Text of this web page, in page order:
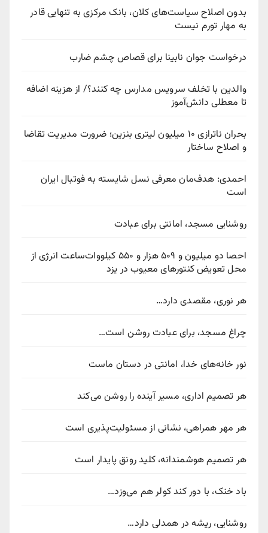
بدون اصلاح سیاست‌های کلان، بانک مرکزی به تنهایی قادر
به مهار تورم نیست
درخواست جوان نابینا برای قصاص چشم ضارب
والدین با تخلف سرویس مدارس چه کنند؟/ از هزینه اضافه
تا معطلی دانش‌آموز
بحران ناترازی ۱۰ میلیون لیتری بنزین؛ ضرورت مدیریت تقاضا
و اصلاح ساختار
احمدی: هدف‌مان معرفی نسل شایسته به فوتبال ایران
است
روشنایی مسجد، امانتی برای عبادت
احصا دو میلیون و ۵۰۹ هزار و ۵۵۰ کیلووات‌ساعت انرژی از
محل تعویض کنتورهای معیوب در یزد
هر نوری، مقصدی دارد…
چراغ مسجد، برای عبادت روشن است…
نور خانه‌های خدا، امانتی در دستان ماست
هر تصمیم اداری، مسیر آینده را روشن می‌کند
هر مهر همراهی، نشانی از مسئولیت‌پذیری است
هر تصمیم هوشمندانه، کلید رونق پایدار است
باد خنک، با دور کند کولر هم می‌وزد…
روشنایی، ریشه در همدلی دارد…